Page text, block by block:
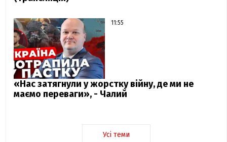
11:55
«Нас затягнули у жорстку війну, де ми не
маємо переваги», - Чалий
Усі теми